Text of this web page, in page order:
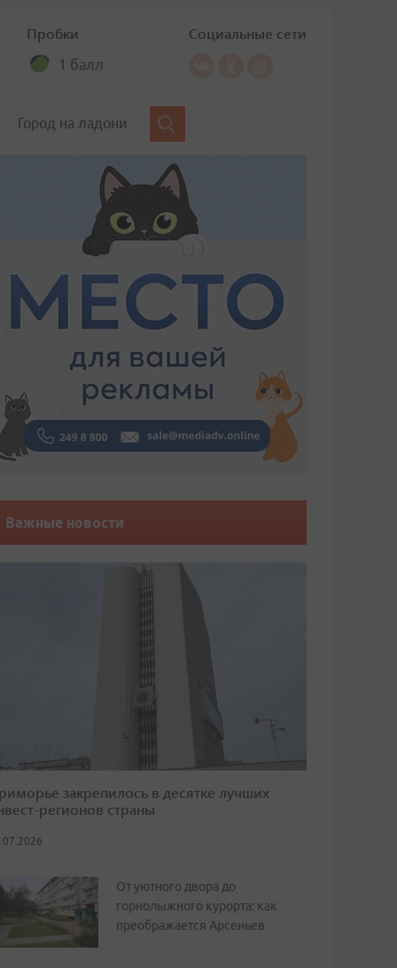
Пробки
1 балл
Социальные сети
Город на ладони
Важные новости
закрепилось в десятке лучших
регионов страны
От уютного двора до
горнолыжного курорта: как
преображается Арсеньев